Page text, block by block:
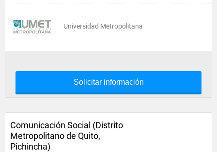
Universidad Metropolitana
Solicitar información
Comunicación Social (Distrito
Metropolitano de Quito,
Pichincha)